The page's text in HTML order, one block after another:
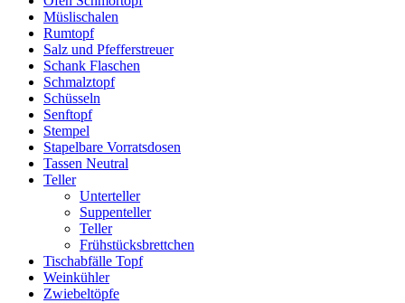
Müslischalen
Rumtopf
Salz und Pfefferstreuer
Schank Flaschen
Schmalztopf
Schüsseln
Senftopf
Stempel
Stapelbare Vorratsdosen
Tassen Neutral
Teller
Unterteller
Suppenteller
Teller
Frühstücksbrettchen
Tischabfälle Topf
Weinkühler
Zwiebeltöpfe